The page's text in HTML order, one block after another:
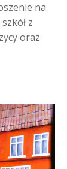
na
z
oraz